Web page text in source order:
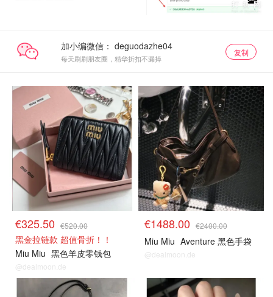
加小编微信：
每天刷刷朋友圈，精华折扣不漏掉
复制
€325.50 €520.00
黑金拉链款 超值骨折！！
Miu Miu 黑色羊皮零钱包
@dealmoon.de
€1488.00 €2400.00
Miu Miu Aventure 黑色手袋
@dealmoon.de